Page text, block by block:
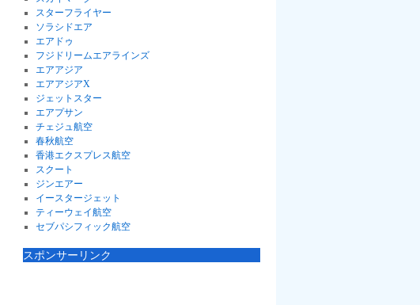
スターフライヤー
ソラシドエア
エアドゥ
フジドリームエアラインズ
エアアジア
エアアジアX
ジェットスター
エアプサン
チェジュ航空
春秋航空
香港エクスプレス航空
スクート
ジンエアー
イースタージェット
ティーウェイ航空
セブパシフィック航空
スポンサーリンク